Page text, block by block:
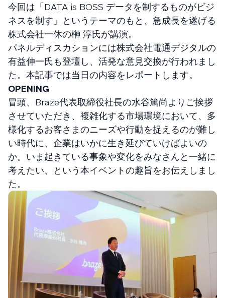
今回は「DATA is BOSS データを制するものがビジ
ネスを制す」というテーマのもと、急成長を遂げる
株式会社一休の榊 淳氏が講演。
パネルディスカションには株式会社電通デジタルの
有益伸一氏も登壇し、活発な意見交換が行われまし
た。本記事では当日の内容をレポートします。
OPENING
冒頭、Braze代表取締役社長の水谷篤尚よりご挨拶
させていただき、複雑化する市場環境において、多
様化するお客さまのニーズや行動を捉えるのが難し
い時代に、企業はいかに生き延びていけばよいの
か。いま起きている事象や変化をみなさんと一緒に
考えたい、という本イベントの趣旨をお伝えしまし
た。